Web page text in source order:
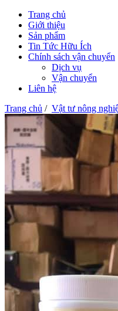
Trang chủ
Giới thiệu
Sản phẩm
Tin Tức Hữu Ích
Chính sách vận chuyển
Dịch vụ
Vận chuyển
Liên hệ
Trang chủ / Vật tư nông